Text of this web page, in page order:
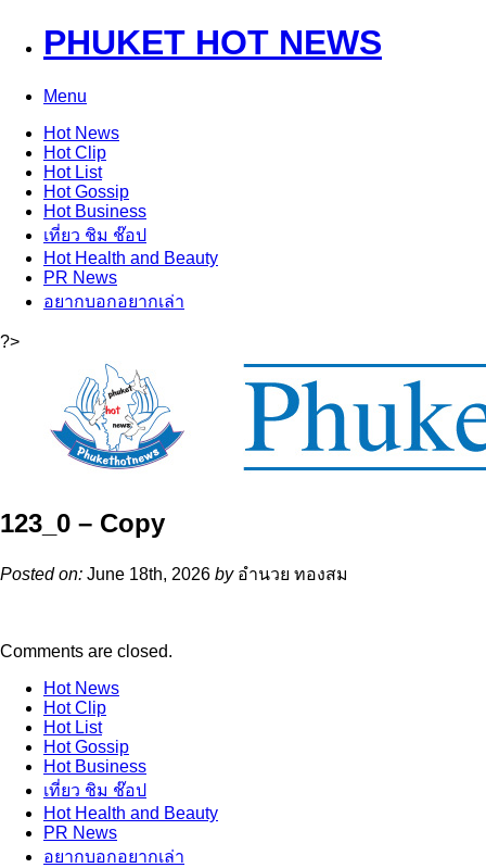
PHUKET HOT NEWS
Menu
HotNews
HotClip
HotList
HotGossip
HotBusiness
เที่ยว ชิม ช๊อป
HotHealth and Beauty
PR News
อยากบอกอยากเล่า
?>
123_0 – Copy
Posted on: June 18th, 2026 byอำนวย ทองสม
Comments are closed.
HotNews
HotClip
HotList
HotGossip
HotBusiness
เที่ยว ชิม ช๊อป
HotHealth and Beauty
PR News
อยากบอกอยากเล่า